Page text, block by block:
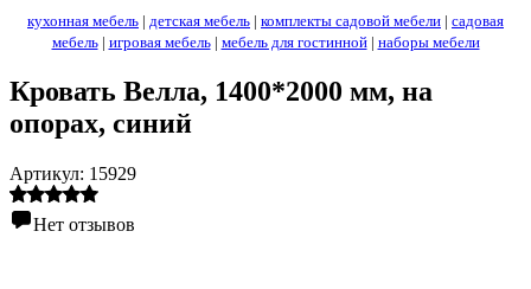
кухонная мебель | детская мебель | комплекты садовой мебели | садовая
мебель| игровая мебель| мебель для гостинной| наборы мебели
Кровать Велла, 1400*2000 мм, на
опорах, синий
Артикул: 15929
Нет отзывов